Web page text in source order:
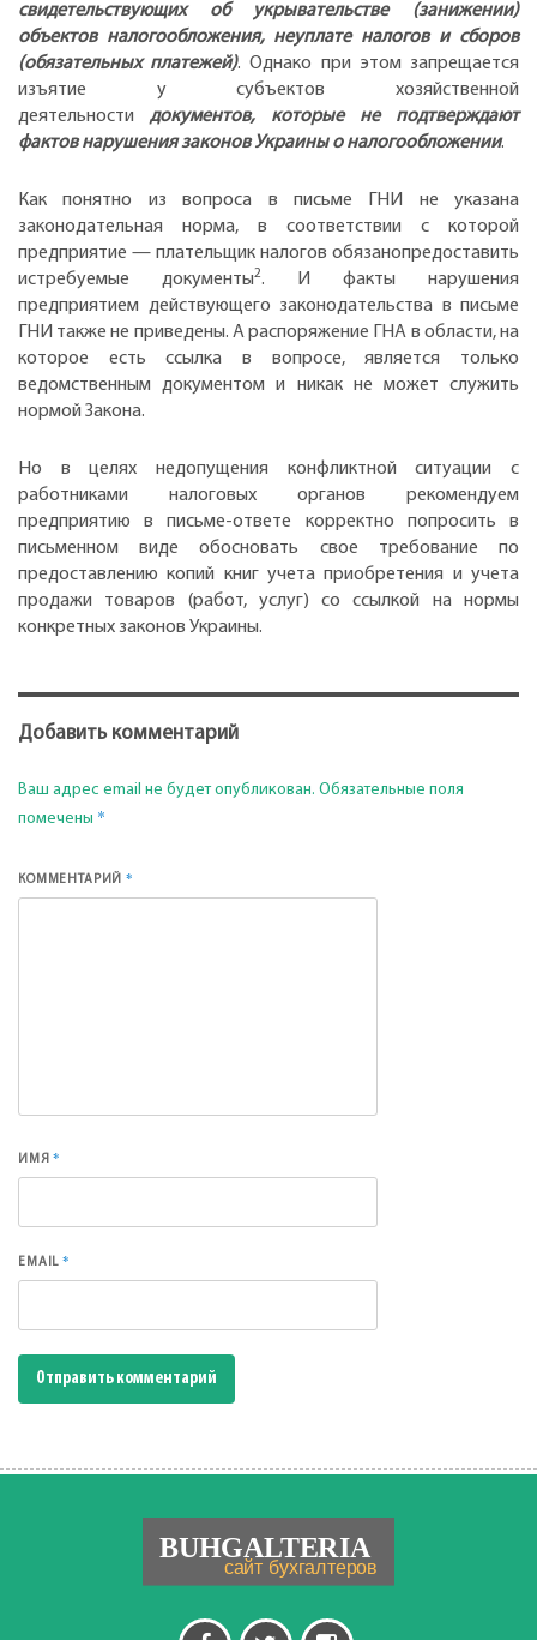
свидетельствующих об укрывательстве (занижении)
объектов налогообложения, неуплате налогов и сборов
(обязательных платежей). Однако при этом запрещается
изъятие у субъектов хозяйственной
деятельностидокументов, которые не подтверждают
фактов нарушения законов Украины о налогообложении.
Как понятно из вопроса в письме ГНИ не указана
законодательная норма, в соответствии с которой
предприятие — плательщик налогов обязанопредоставить
истребуемые документы2. И факты нарушения
предприятием действующего законодательства в письме
ГНИ также не приведены. А распоряжение ГНА в области, на
которое есть ссылка в вопросе, является только
ведомственным документом и никак не может служить
нормой Закона.
Но в целях недопущения конфликтной ситуации с
работниками налоговых органов рекомендуем
предприятию в письме-ответе корректно попросить в
письменном виде обосновать свое требование по
предоставлению копий книг учета приобретения и учета
продажи товаров (работ, услуг) со ссылкой на нормы
конкретных законов Украины.
Добавить комментарий
Ваш адрес email не будет опубликован. Обязательные поля
помечены *
КОММЕНТАРИЙ*
ИМЯ*
EMAIL*